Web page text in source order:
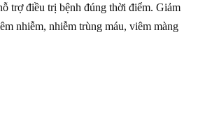
trợ điều trị bệnh đúng thời điểm. Giảm
nhiễm, nhiễm trùng máu, viêm màng